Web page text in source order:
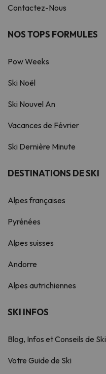
Contactez-Nous
NOS TOPS FORMULES
Pow Weeks
Ski Noël
Ski Nouvel An
Vacances de Février
Ski Dernière Minute
DESTINATIONS DE SKI
Alpes françaises
Pyrénées
Alpes suisses
Andorre
Alpes autrichiennes
SKI INFOS
Blog, Infos et Conseils de Ski
Votre Guide de Ski